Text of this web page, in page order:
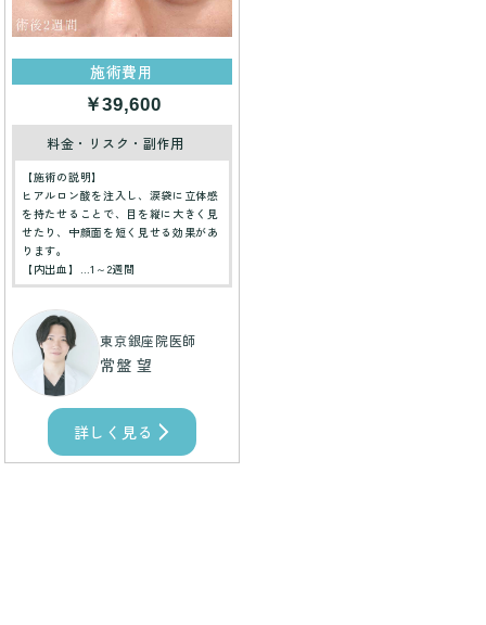
施術費用
￥39,600
料金・リスク・副作用
【施術の説明】
ヒアルロン酸を注入し、涙袋に立体感
を持たせることで、目を縦に大きく見
せたり、中顔面を短く見せる効果があ
ります。
【内出血】…1～2週間
東京銀座院医師
常盤 望
詳しく見る